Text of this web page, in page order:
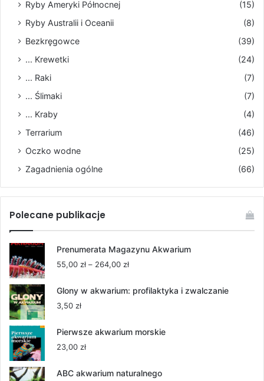
Ryby Ameryki Północnej
(15)
Ryby Australii i Oceanii
(8)
Bezkręgowce
(39)
... Krewetki
(24)
... Raki
(7)
... Ślimaki
(7)
... Kraby
(4)
Terrarium
(46)
Oczko wodne
(25)
Zagadnienia ogólne
(66)
Polecane publikacje
Prenumerata Magazynu Akwarium
55,00 zł – 264,00 złZakres
od
Glony w akwarium: profilaktyka i zwalczanie
3,50 zł
Pierwsze akwarium morskie
23,00 zł
ABC akwarium naturalnego